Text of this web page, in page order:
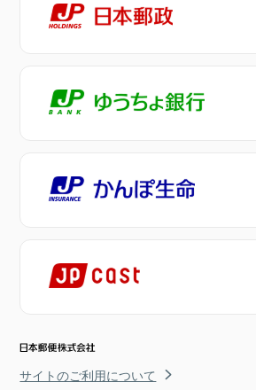
サイトのご利用について